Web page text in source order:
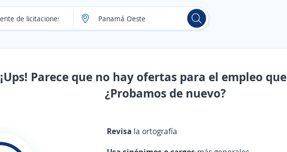
¡Ups! Parece que no hay ofertas para el empleo
¿Probamos de nuevo?
Revisa la ortografía